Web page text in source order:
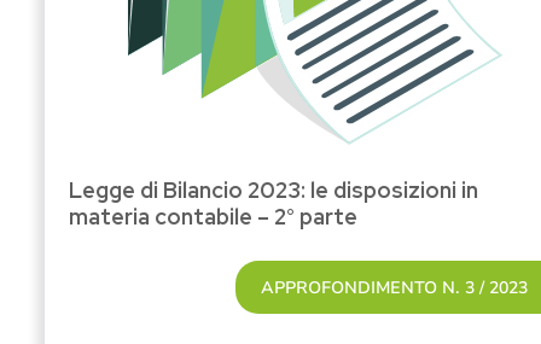
Legge di Bilancio 2023: le disposizioni in
materia contabile – 2° parte
APPROFONDIMENTO N. 3 / 2023